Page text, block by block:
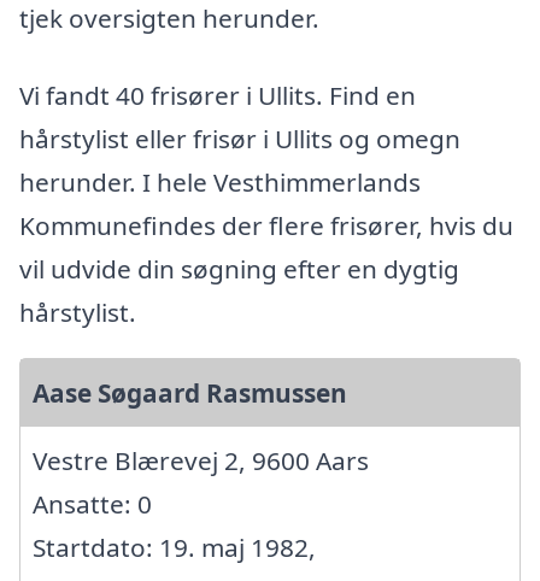
tjek oversigten herunder.
Vi fandt 40 frisører i Ullits. Find en
hårstylist eller frisør i Ullits og omegn
herunder. I hele Vesthimmerlands
Kommunefindes der flere frisører, hvis du
vil udvide din søgning efter en dygtig
hårstylist.
Aase Søgaard Rasmussen
Vestre Blærevej 2, 9600 Aars
Ansatte: 0
Startdato: 19. maj 1982,